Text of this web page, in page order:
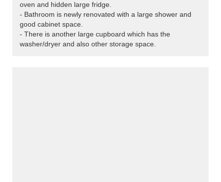
oven and hidden large fridge.
- Bathroom is newly renovated with a large shower and
good cabinet space.
- There is another large cupboard which has the
washer/dryer and also other storage space.